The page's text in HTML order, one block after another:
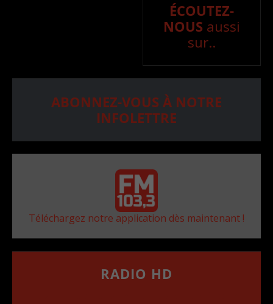
ÉCOUTEZ-
NOUS aussi
sur..
ABONNEZ-VOUS À NOTRE
INFOLETTRE
Téléchargez notre application dès maintenant !
RADIO HD